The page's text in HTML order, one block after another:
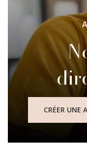
dans
CRÉER UNE